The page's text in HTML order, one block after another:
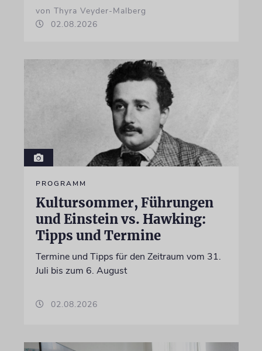
von Thyra Veyder-Malberg
02.08.2026
PROGRAMM
Kultursommer, Führungen
und Einstein vs. Hawking:
Tipps und Termine
Termine und Tipps für den Zeitraum vom 31.
Juli bis zum 6. August
02.08.2026